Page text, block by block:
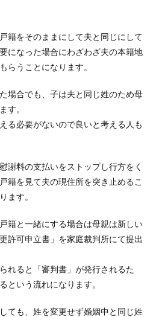
籍をそのままにして夫と同じにして
になった場合にわざわざ夫の本籍地
らうことになります。
場合でも、子は夫と同じ姓のため母
す。
る必要がないので良いと考える人も
謝料の支払いをストップし行方をく
籍を見て夫の現住所を突き止めるこ
ます。
籍と一緒にする場合は母親は新しい
許可申立書」を家庭裁判所にて提出
れると「審判書」が発行されるた
という流れになります。
ても、姓を変更せず婚姻中と同じ姓